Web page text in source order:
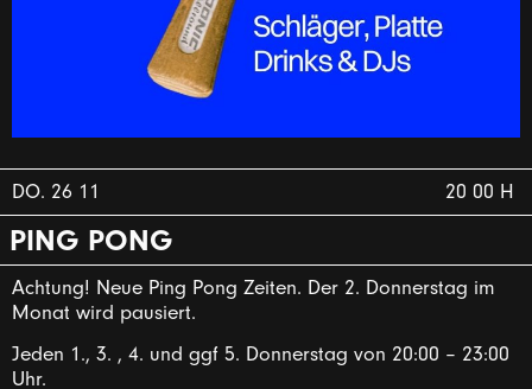
DO. 26 11 20 00 H
PING PONG
Achtung! Neue Ping Pong Zeiten. Der 2. Donnerstag im
Monat wird pausiert.
Jeden 1., 3. , 4. und ggf 5. Donnerstag von 20:00 – 23:00
Uhr.